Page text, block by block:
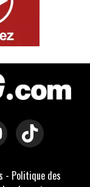
- Politique des